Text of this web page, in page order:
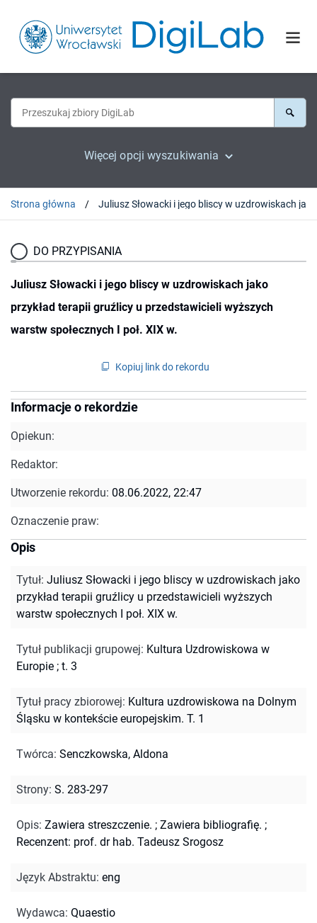
Więcej opcji wyszukiwania
Strona główna
DO PRZYPISANIA
Juliusz Słowacki i jego bliscy w uzdrowiskach jako
przykład terapii gruźlicy u przedstawicieli wyższych
warstw społecznych I poł. XIX w.
Kopiuj link do rekordu
Informacje o rekordzie
Opiekun:
Redaktor:
Utworzenie rekordu: 08.06.2022, 22:47
Oznaczenie praw:
Opis
Tytuł: Juliusz Słowacki i jego bliscy w uzdrowiskach jako
przykład terapii gruźlicy u przedstawicieli wyższych
warstw społecznych I poł. XIX w.
Tytuł publikacji grupowej: Kultura Uzdrowiskowa w
Europie ; t. 3
Tytuł pracy zbiorowej: Kultura uzdrowiskowa na Dolnym
Śląsku w kontekście europejskim. T. 1
Twórca: Senczkowska, Aldona
Strony: S. 283-297
Opis: Zawiera streszczenie. ; Zawiera bibliografię. ;
Recenzent: prof. dr hab. Tadeusz Srogosz
Język Abstraktu: eng
Wydawca: Quaestio